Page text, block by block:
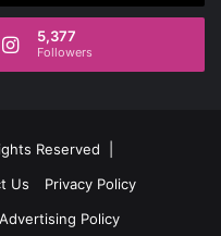
5,377
Followers
Reserved |
Us
Privacy Policy
Advertising Policy